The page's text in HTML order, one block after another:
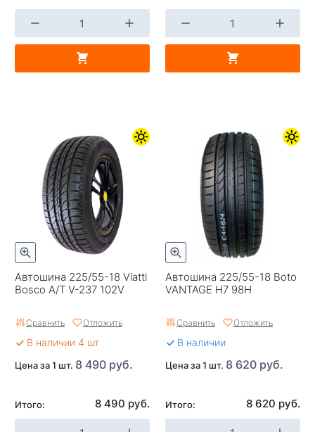
Автошина 225/55-18 Viatti
Bosco A/T V-237 102V
Сравнить Отложить
В наличии 4 шт
Цена за 1 шт. 8 490 руб.
Итого: 8 490 руб.
Автошина 225/55-18 Boto
VANTAGE Н7 98Н
Сравнить Отложить
В наличии
Цена за 1 шт. 8 620 руб.
Итого: 8 620 руб.